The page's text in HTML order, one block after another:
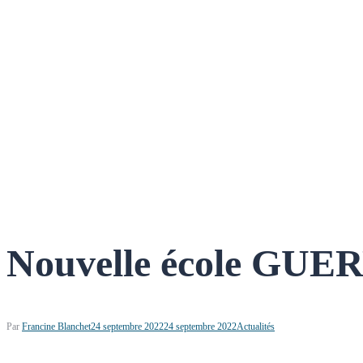
Nouvelle école
Par Francine Blanchet24 septembre 202224 septembre 2022Actualités